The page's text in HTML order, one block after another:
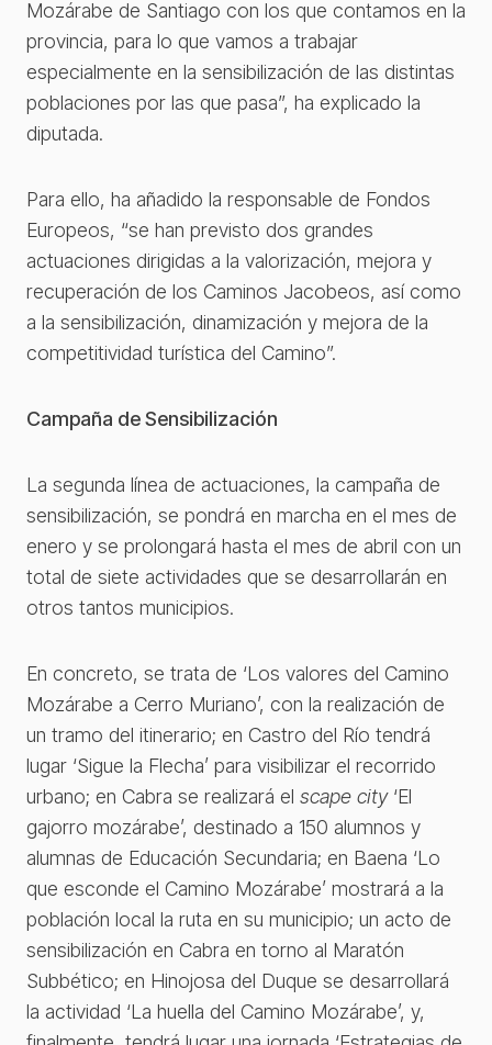
Mozárabe de Santiago con los que contamos en la
provincia, para lo que vamos a trabajar
especialmente en la sensibilización de las distintas
poblaciones por las que pasa”, ha explicado la
diputada.
Para ello, ha añadido la responsable de Fondos
Europeos, “se han previsto dos grandes
actuaciones dirigidas a la valorización, mejora y
recuperación de los Caminos Jacobeos, así como
a la sensibilización, dinamización y mejora de la
competitividad turística del Camino”.
Campaña de Sensibilización
La segunda línea de actuaciones, la campaña de
sensibilización, se pondrá en marcha en el mes de
enero y se prolongará hasta el mes de abril con un
total de siete actividades que se desarrollarán en
otros tantos municipios.
En concreto, se trata de ‘Los valores del Camino
Mozárabe a Cerro Muriano’, con la realización de
un tramo del itinerario; en Castro del Río tendrá
lugar ‘Sigue la Flecha’ para visibilizar el recorrido
urbano; en Cabra se realizará el scape city ‘El
gajorro mozárabe’, destinado a 150 alumnos y
alumnas de Educación Secundaria; en Baena ‘Lo
que esconde el Camino Mozárabe’ mostrará a la
población local la ruta en su municipio; un acto de
sensibilización en Cabra en torno al Maratón
Subbético; en Hinojosa del Duque se desarrollará
la actividad ‘La huella del Camino Mozárabe’, y,